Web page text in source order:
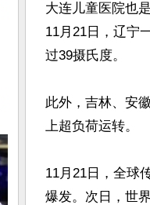
大连儿童医院也
11月21日，辽宁
过39摄氏度。
此外，吉林、安
上超负荷运转。
11月21日，全球
爆发。次日，世